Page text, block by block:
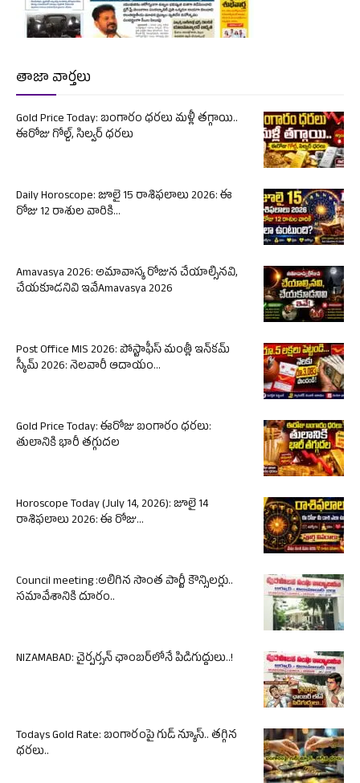
తాజా వార్తలు
Gold Price Today: బంగారం ధరలు మళ్లీ తగ్గాయి..
ఈరోజు గోల్డ్, సిల్వర్ ధరలు
Daily Horoscope: జూలై 15 రాశిఫలాలు 2026: ఈ
రోజు 12 రాశుల వారికి...
Amavasya 2026: అమావాస్య రోజున చేయాల్సినవి,
చేయకూడనివి ఇవేAmavasya 2026
Post Office MIS 2026: పోస్టాఫీస్ మంత్లీ ఇన్‌కమ్
స్కీమ్ 2026: నెలవారీ ఆదాయం...
Gold Price Today: ఈరోజు బంగారం ధరలు:
తులానికి భారీ తగ్గుదల
Horoscope Today (July 14, 2026): జూలై 14
రాశిఫలాలు 2026: ఈ రోజు...
Council meeting :అలిగిన సొంత పార్టీ కౌన్సిలర్లు..
సమావేశానికి దూరం..
NIZAMABAD: చైర్పర్సన్ ఛాంబర్‌లోనే పిడిగుద్దులు..!
Todays Gold Rate: బంగారంపై గుడ్ న్యూస్.. తగ్గిన
ధరలు..